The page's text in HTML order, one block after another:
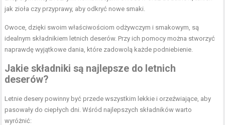
jak zioła czy przyprawy, aby odkryć nowe smaki.
Owoce, dzięki swoim właściwościom odżywczym i smakowym, są
idealnym składnikiem letnich deserów. Przy ich pomocy można stworzyć
naprawdę wyjątkowe dania, które zadowolą każde podniebienie.
Jakie składniki są najlepsze do letnich
deserów?
Letnie desery powinny być przede wszystkim lekkie i orzeźwiające, aby
pasowały do ciepłych dni. Wśród najlepszych składników warto
wyróżnić: